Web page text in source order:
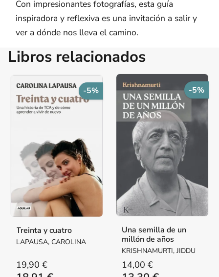
Con impresionantes fotografías, esta guía
inspiradora y reflexiva es una invitación a salir y
ver a dónde nos lleva el camino.
Libros relacionados
-5%
Treinta y cuatro
LAPAUSA, CAROLINA
19,90 €
-5%
Una semilla de un
millón de años
KRISHNAMURTI, JIDDU
14,00 €